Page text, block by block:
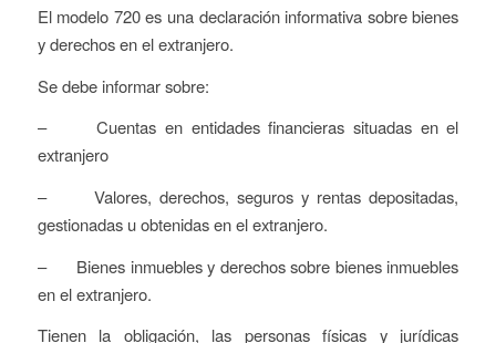
El modelo 720 es una declaración informativa sobre bienes
y derechos en el extranjero.
Se debe informar sobre:
– Cuentas en entidades financieras situadas en el
extranjero
– Valores, derechos, seguros y rentas depositadas,
gestionadas u obtenidas en el extranjero.
– Bienes inmuebles y derechos sobre bienes inmuebles
en el extranjero.
Tienen la obligación, las personas físicas y jurídicas